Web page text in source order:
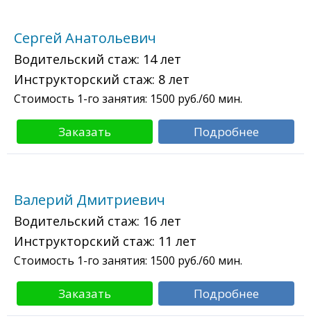
Сергей Анатольевич
Водительский стаж: 14 лет
Инструкторский стаж: 8 лет
Стоимость 1-го занятия: 1500 руб./60 мин.
Заказать Подробнее
Валерий Дмитриевич
Водительский стаж: 16 лет
Инструкторский стаж: 11 лет
Стоимость 1-го занятия: 1500 руб./60 мин.
Заказать Подробнее